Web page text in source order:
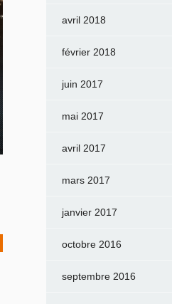
avril 2018
février 2018
juin 2017
mai 2017
avril 2017
mars 2017
janvier 2017
octobre 2016
septembre 2016